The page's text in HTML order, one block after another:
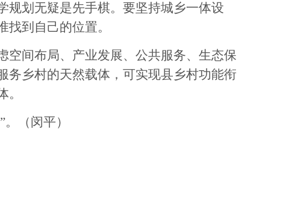
规划无疑是先手棋。要坚持城乡一体设
到自己的位置。
间布局、产业发展、公共服务、生态保
务乡村的天然载体，可实现县乡村功能衔
（闵平）